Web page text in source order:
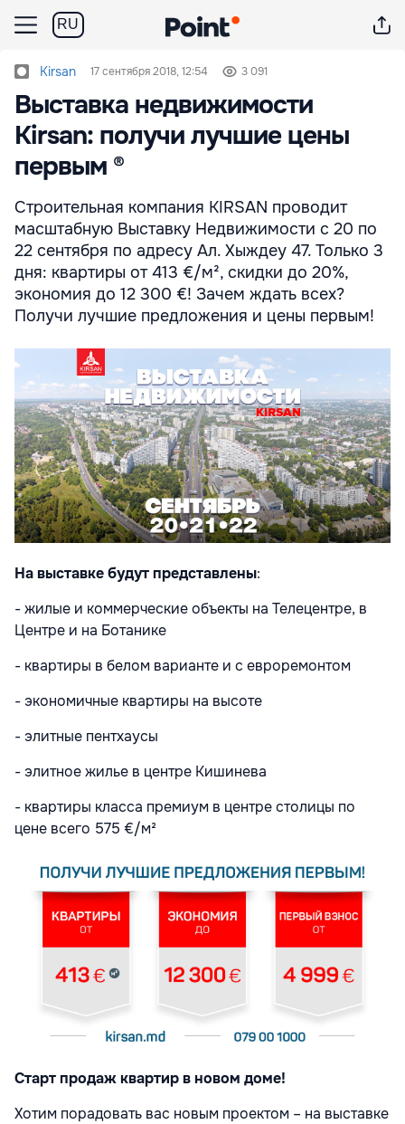
RU
Kirsan 17 сентября 2018, 12:54 3 091
Выставка недвижимости
Kirsan: получи лучшие цены
первым ®
Строительная компания KIRSAN проводит
масштабную Выставку Недвижимости с 20 по
22 сентября по адресу Ал. Хыждеу 47. Только 3
дня: квартиры от 413 €/м², скидки до 20%,
экономия до 12 300 €! Зачем ждать всех?
Получи лучшие предложения и цены первым!
На выставке будут представлены:
- жилые и коммерческие объекты на Телецентре, в
Центре и на Ботанике
- квартиры в белом варианте и с евроремонтом
- экономичные квартиры на высоте
- элитные пентхаусы
- элитное жилье в центре Кишинева
- квартиры класса премиум в центре столицы по
цене всего 575 €/м²
Старт продаж квартир в новом доме!
Хотим порадовать вас новым проектом – на выставке